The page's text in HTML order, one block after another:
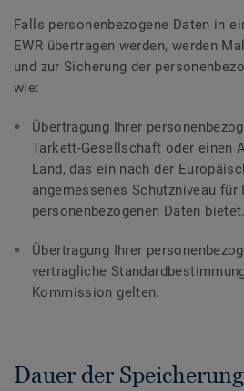
Falls personenbezogene Daten in
EWR übertragen werden, werden
und zur Sicherung der
wie:
Übertragung Ihrer
Tarkett-Gesellschaft oder einen
Land, das ein nach der
angemessenes Schutzniveau für
personenbezogenen Daten bietet.
Übertragung Ihrer
vertragliche
Kommission gelten.
Dauer der Speicherung